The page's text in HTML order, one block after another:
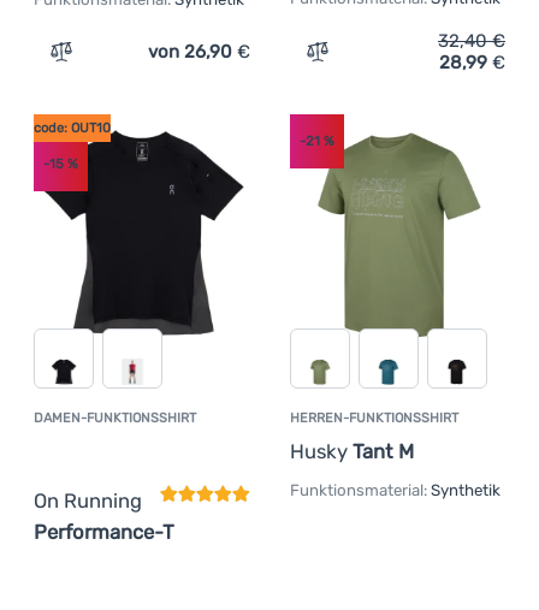
Zum Vergleich 'Kinder-Funktionsshirt WAMU Mozaika
von 26,90 €
Zum Vergleich 'Damen-
32,40€
28,99 €
DAMEN-FUNKTIONSSHIRT
On Running
Performance-T
Kundenbewertung
code: OUT10
-15 %
HERREN-FUNKTIONSSHIRT
Husky Tant M
-21%
Funktionsmaterial: Synthetik